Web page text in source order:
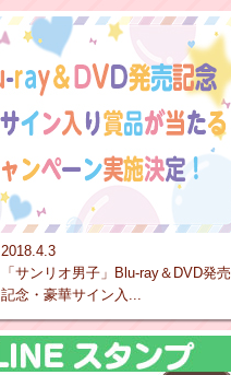
2018.4.3
「サンリオ男子」Blu-ray＆DVD発売
記念・豪華サイン入...